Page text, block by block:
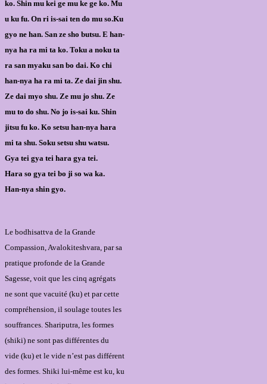
ko. Shin mu kei ge mu ke ge ko. Mu
u ku fu. On ri is-sai ten do mu so.Ku
gyo ne han. San ze sho butsu. E han-
nya ha ra mi ta ko. Toku a noku ta
ra san myaku san bo dai. Ko chi
han-nya ha ra mi ta. Ze dai jin shu.
Ze dai myo shu. Ze mu jo shu. Ze
mu to do shu. No jo is-sai ku. Shin
jitsu fu ko. Ko setsu han-nya hara
mi ta shu. Soku setsu shu watsu.
Gya tei gya tei hara gya tei.
Hara so gya tei bo ji so wa ka.
Han-nya shin gyo.
Le bodhisattva de la Grande
Compassion, Avalokiteshvara, par sa
pratique profonde de la Grande
Sagesse, voit que les cinq agrégats
ne sont que vacuité (ku) et par cette
compréhension, il soulage toutes les
souffrances. Shariputra, les formes
(shiki) ne sont pas différentes du
vide (ku) et le vide n’est pas différent
des formes. Shiki lui-même est ku, ku